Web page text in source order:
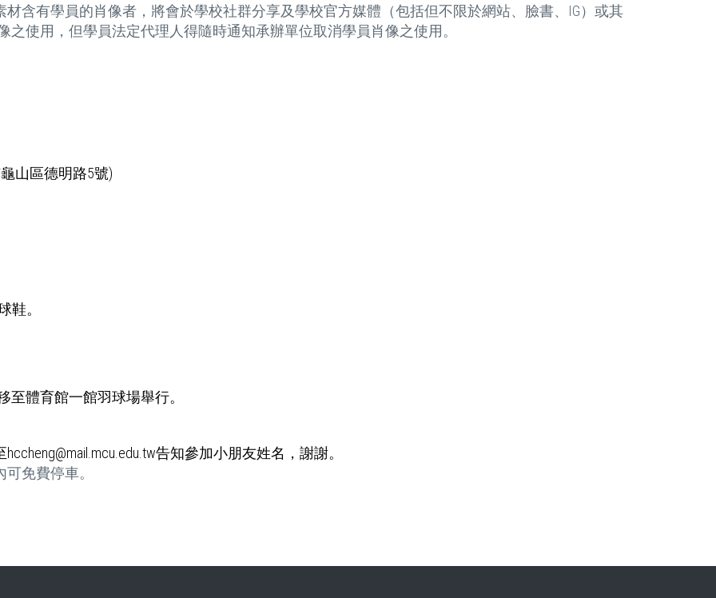
含有學員的肖像者，將會於學校社群分享及學校官方媒體（包括但不限於網站、臉書、IG）或其
使用，但學員法定代理人得隨時通知承辦單位取消學員肖像之使用。
山區德明路5號)
。
至體育館一館羽球場舉行。
hccheng@mail.mcu.edu.tw告知參加小朋友姓名，謝謝。
免費停車。